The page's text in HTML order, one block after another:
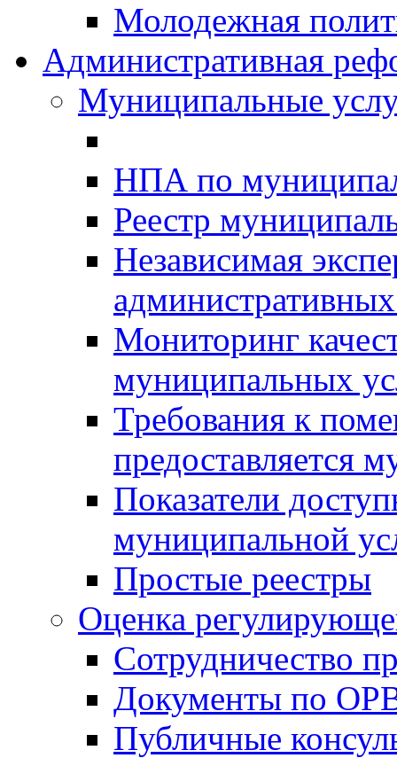
Молодежная
Административная
Муниципальные
НПА по
Реестр
Независимая
Мониторинг
муниципальных
Требования к
предоставляется
Показатели
муниципальной
Простые реестры
Оценка
Сотрудничество
Документы по
Публичные